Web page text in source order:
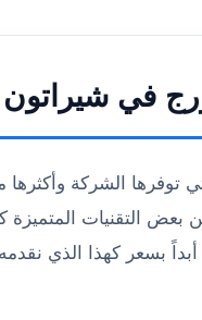
في شيراتون
توفرها الشركة وأكثرها
بعض التقنيات المتميزة
أبداً بسعر كهذا الذي